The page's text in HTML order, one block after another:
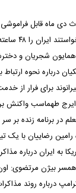
دی ماه قابل
ساعته مثل سوریه کنند
شجریان و
درباره نحوه ارتباط
برای فرار از
طهماسب واکنش
در برنامه زنده بر
رامین رضاییان با یک
به ایران درباره
بیژن مرتضوی:
درباره روند